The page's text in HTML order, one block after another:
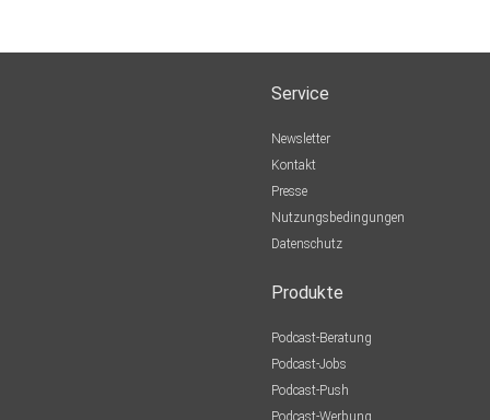
Service
Newsletter
Kontakt
Presse
Nutzungsbedingungen
Datenschutz
Produkte
Podcast-Beratung
Podcast-Jobs
Podcast-Push
Podcast-Werbung